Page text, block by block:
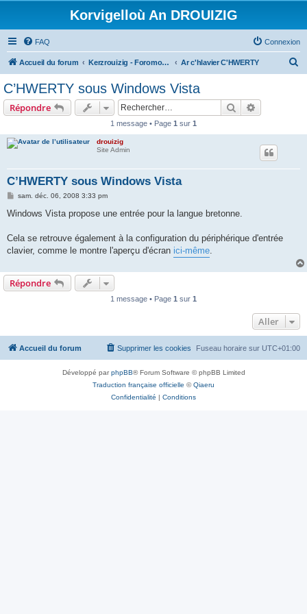
Korvigelloù An DROUIZIG
FAQ Connexion
Accueil du forum Kerzrouizig - Foromoù An Drouizig Ar c'hlavier C'HWERTY
C’HWERTY sous Windows Vista
Répondre Rechercher
1 message • Page 1 sur 1
drouizig
Site Admin
C’HWERTY sous Windows Vista
M
s
g
sam. déc. 06, 2008 3:33 pm
Windows Vista propose une entrée pour la langue bretonne.
Cela se retrouve également à la configuration du périphérique d'entrée
clavier, comme le montre l'aperçu d'écran ici-même.
Répondre
1 message • Page 1 sur 1
Aller
Accueil du forum Fuseau horaire sur UTC+01:00
Supprimer les cookies
Développé parphpBB® Forum Software © phpBB Limited
Traduction française officielle ©Qiaeru
Confidentialité | Conditions